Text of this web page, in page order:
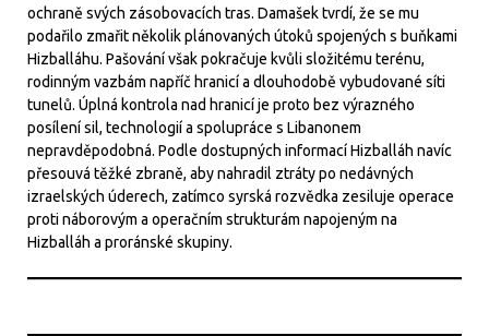
ochraně svých zásobovacích tras. Damašek tvrdí, že se mu
podařilo zmařit několik plánovaných útoků spojených s buňkami
Hizballáhu. Pašování však pokračuje kvůli složitému terénu,
rodinným vazbám napříč hranicí a dlouhodobě vybudované síti
tunelů. Úplná kontrola nad hranicí je proto bez výrazného
posílení sil, technologií a spolupráce s Libanonem
nepravděpodobná. Podle dostupných informací Hizballáh navíc
přesouvá těžké zbraně, aby nahradil ztráty po nedávných
izraelských úderech, zatímco syrská rozvědka zesiluje operace
proti náborovým a operačním strukturám napojeným na
Hizballáh a proránské skupiny.